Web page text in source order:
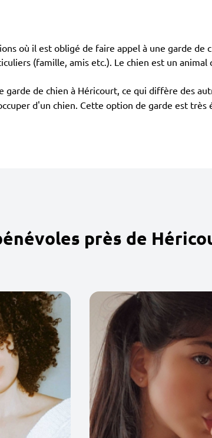
où il est obligé de faire appel à une garde de
(famille, amis etc.). Le chien est un
garde de chien à Héricourt, ce qui diffère des
d'un chien. Cette option de garde est
près de